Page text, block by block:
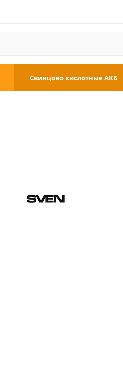
Свинцово кислотные АКБ